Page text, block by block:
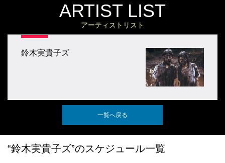
ARTIST LIST
アーティストリスト
鈴木実貴子ズ
一覧へ戻る
“鈴木実貴子ズ”のスケジュール一覧